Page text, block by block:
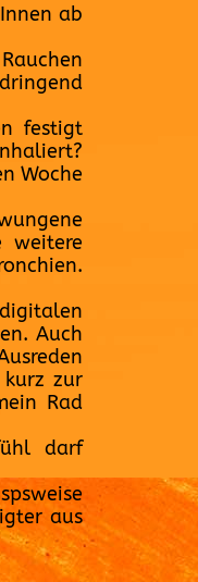
ab
festigt
Woche
weitere
Auch
zur
Rad
darf
aus